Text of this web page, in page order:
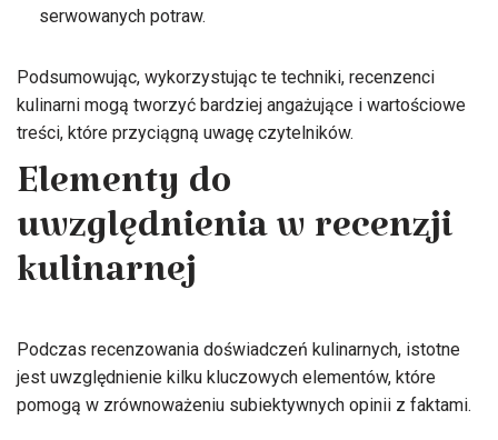
serwowanych potraw.
Podsumowując, wykorzystując te techniki, recenzenci
kulinarni mogą tworzyć bardziej angażujące i wartościowe
treści, które przyciągną uwagę czytelników.
Elementy do
uwzględnienia w recenzji
kulinarnej
Podczas recenzowania doświadczeń kulinarnych, istotne
jest uwzględnienie kilku kluczowych elementów, które
pomogą w zrównoważeniu subiektywnych opinii z faktami.